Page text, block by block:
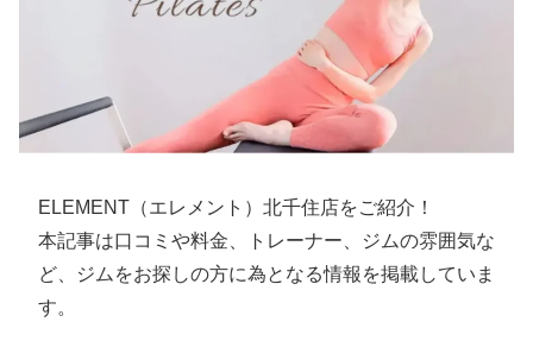
ELEMENT（エレメント）北千住店をご紹介！
本記事は口コミや料金、トレーナー、ジムの雰囲気な
ど、ジムをお探しの方に為となる情報を掲載していま
す。